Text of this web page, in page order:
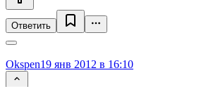
Ответить
Okspen19 янв 2012 в 16:10